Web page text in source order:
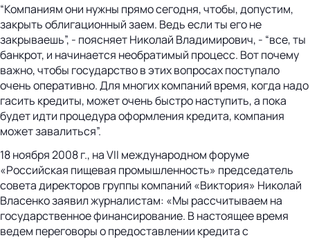
“Компаниям они нужны прямо сегодня, чтобы, допустим,
закрыть облигационный заем. Ведь если ты его не
закрываешь”, - поясняет Николай Владимирович, - “все, ты
банкрот, и начинается необратимый процесс. Вот почему
важно, чтобы государство в этих вопросах поступало
очень оперативно. Для многих компаний время, когда надо
гасить кредиты, может очень быстро наступить, а пока
будет идти процедура оформления кредита, компания
может завалиться”.
18 ноября 2008 г., на VII международном форуме
«Российская пищевая промышленность» председатель
совета директоров группы компаний «Виктория» Николай
Власенко заявил журналистам: «Мы рассчитываем на
государственное финансирование. В настоящее время
ведем переговоры о предоставлении кредита с